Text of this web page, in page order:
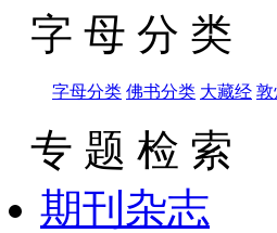
字 母 分 类
字母分类 佛书分类 大藏经 敦
专 题 检 索
期刊杂志